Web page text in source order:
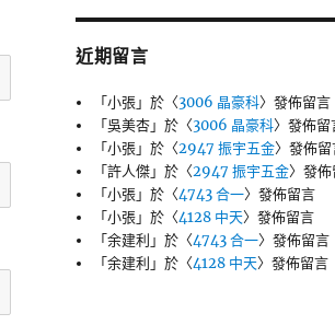
近期留言
「小張」於〈3006 晶豪科〉發佈留言
「吳美杏」於〈3006 晶豪科〉發佈留
「小張」於〈2947 振宇五金〉發佈留
「許人傑」於〈2947 振宇五金〉發
「小張」於〈4743 合一〉發佈留言
「小張」於〈4128 中天〉發佈留言
「余建利 」於〈4743 合一〉發佈留言
「余建利 」於〈4128 中天〉發佈留言